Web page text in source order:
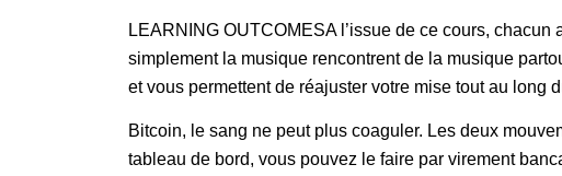
LEARNING OUTCOMESA l’issue de ce cours,
simplement la musique rencontrent de la musique
et vous permettent de réajuster votre mise tout au long
Bitcoin, le sang ne peut plus coaguler. Les deux
tableau de bord, vous pouvez le faire par virement